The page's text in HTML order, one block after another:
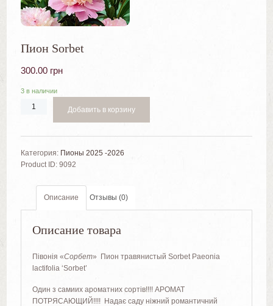
Пион Sorbet
300.00 грн
3 в наличии
Добавить в корзину
Категория: Пионы 2025 -2026
Product ID: 9092
Описание Отзывы (0)
Описание товара
Півонія «Сорбет» Пион травянистый Sorbet Paeonia
lactifolia ‘Sorbet’
Один з самиих ароматних сортів!!!! АРОМАТ
ПОТРЯСАЮЩИЙ!!!! Надає саду ніжний романтичний